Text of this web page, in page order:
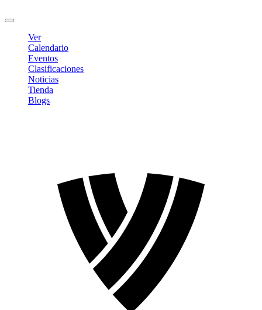
Ver
Calendario
Eventos
Clasificaciones
Noticias
Tienda
Blogs